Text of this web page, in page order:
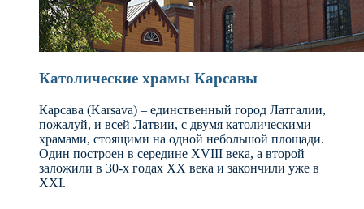
Католические храмы Карсавы
Карсава (Karsava) – единственный город Латгалии,
пожалуй, и всей Латвии, с двумя католическими
храмами, стоящими на одной небольшой площади.
Один построен в середине XVIII века, а второй
заложили в 30-х годах XX века и закончили уже в
XXI.